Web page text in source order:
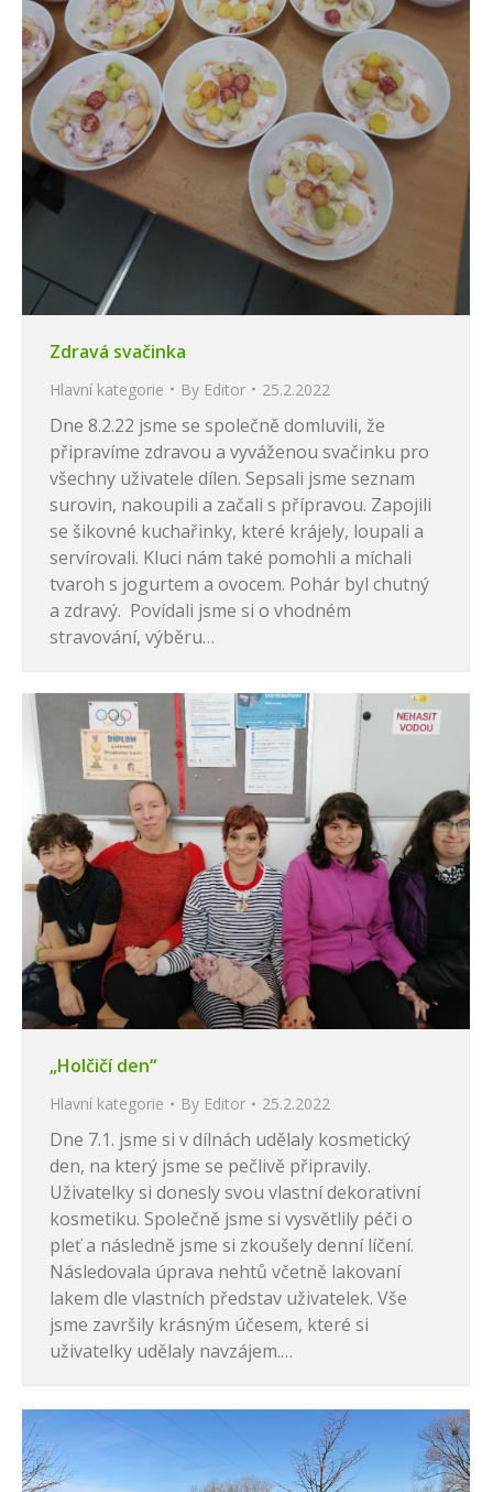
Zdravá svačinka
Hlavní kategorie By Editor 25.2.2022
Dne 8.2.22 jsme se společně domluvili, že
připravíme zdravou a vyváženou svačinku pro
všechny uživatele dílen. Sepsali jsme seznam
surovin, nakoupili a začali s přípravou. Zapojili
se šikovné kuchařinky, které krájely, loupali a
servírovali. Kluci nám také pomohli a míchali
tvaroh s jogurtem a ovocem. Pohár byl chutný
a zdravý. Povídali jsme si o vhodném
stravování, výběru…
„Holčičí den“
Hlavní kategorie By Editor 25.2.2022
Dne 7.1. jsme si v dílnách udělaly kosmetický
den, na který jsme se pečlivě připravily.
Uživatelky si donesly svou vlastní dekorativní
kosmetiku. Společně jsme si vysvětlily péči o
pleť a následně jsme si zkoušely denní líčení.
Následovala úprava nehtů včetně lakovaní
lakem dle vlastních představ uživatelek. Vše
jsme završily krásným účesem, které si
uživatelky udělaly navzájem.…